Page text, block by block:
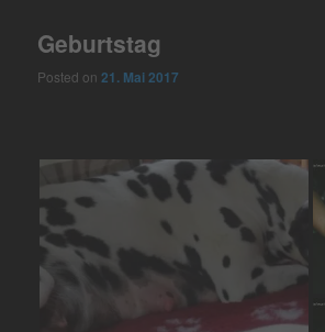
Geburtstag
Posted on21. Mai 2017